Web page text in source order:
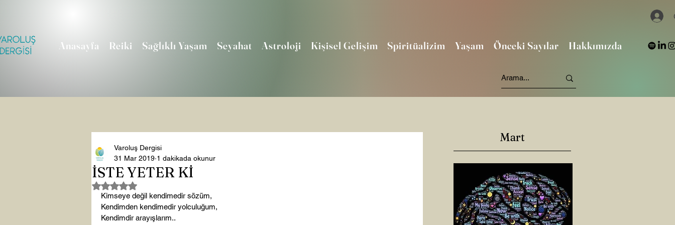
Anasayfa Reiki Sağlıklı Yaşam Seyahat Astroloji Kişisel Gelişim Spiritüalizim Yaşam Önceki Sayılar Hakkımızda
İSTE YETER Kİ
Varoluş Dergisi
31 Mar 2019 1 dakikada okunur
5 üzerinden NaN yıldız
Kimseye değil kendimedir sözüm,
Kendimden kendimedir yolculuğum,
Kendimdir arayışlarım..
Mart